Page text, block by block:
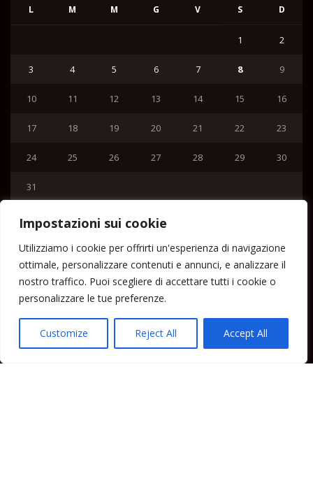
Impostazioni sui cookie
Utilizziamo i cookie per offrirti un'esperienza di navigazione
ottimale, personalizzare contenuti e annunci, e analizzare il
nostro traffico. Puoi scegliere di accettare tutti i cookie o
personalizzare le tue preferenze.
Customize Reject All Accept All
L M M G V S D
1 2
3 4 5 6 7 8 9
10 11 12 13 14 15 16
17 18 19 20 21 22 23
24 25 26 27 28 29 30
31
Home
Lipari News
Cronaca Lipari
Politica Lipari
Cultura Lipari